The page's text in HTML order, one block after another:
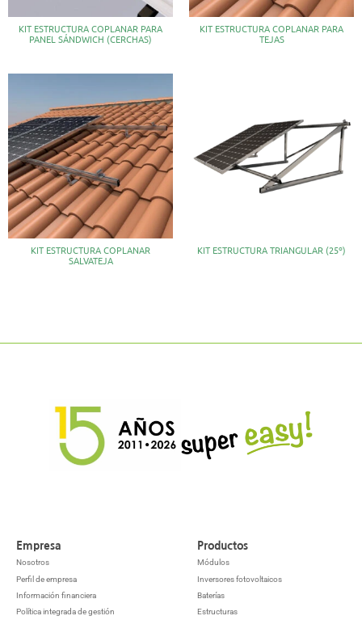
KIT ESTRUCTURA COPLANAR PARA
PANEL SÁNDWICH (CERCHAS)
KIT ESTRUCTURA COPLANAR PARA
TEJAS
KIT ESTRUCTURA COPLANAR
SALVATEJA
KIT ESTRUCTURA TRIANGULAR (25º)
Empresa
Nosotros
Perfil de empresa
Información financiera
Política integrada de gestión
Productos
Módulos
Inversores fotovoltaicos
Baterías
Estructuras